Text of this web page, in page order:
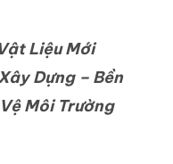
Liệu Mới
Dựng – Bền
Môi Trường